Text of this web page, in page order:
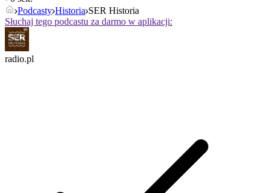
Podcasty Historia SER Historia
Słuchaj tego podcastu za darmo w aplikacji:
radio.pl